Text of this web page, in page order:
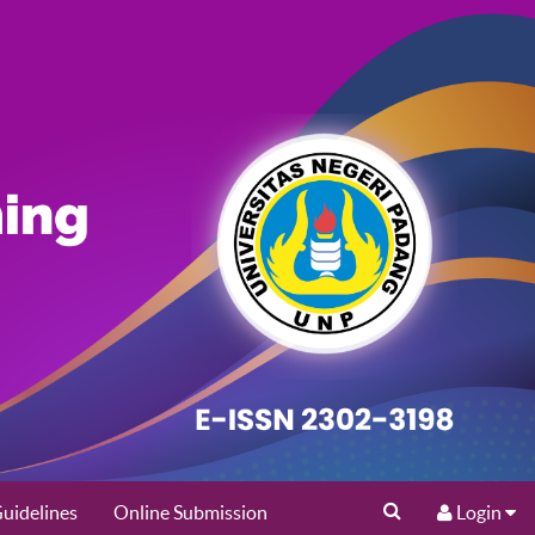
Online Submission Login